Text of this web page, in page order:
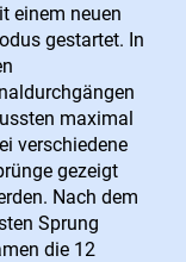
einem neuen
gestartet. In
maximal
verschiedene
gezeigt
Nach dem
Sprung
die 12